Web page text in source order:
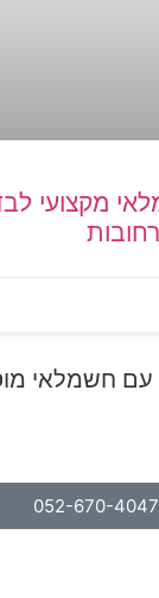
מקצועי
עם חשמלאי
052-670-4047